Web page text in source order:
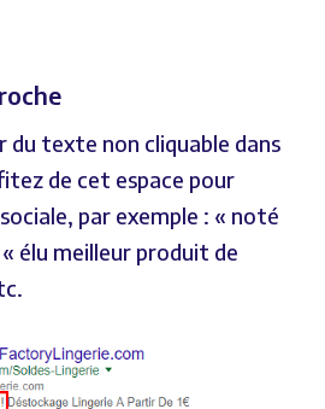
du texte non cliquable dans
de cet espace pour
par exemple : « noté
élu meilleur produit de